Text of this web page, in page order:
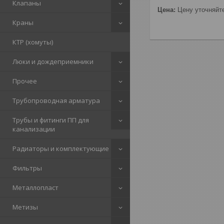
Клапаны
Краны
КТР (хомуты)
Люки и дождеприемники
Прочее
Трубопроводная арматура
Трубы и фитинги ПП для
канализации
Радиаторы и комплектующие
Фильтры
Металлопласт
Метизы
Цена: Цену